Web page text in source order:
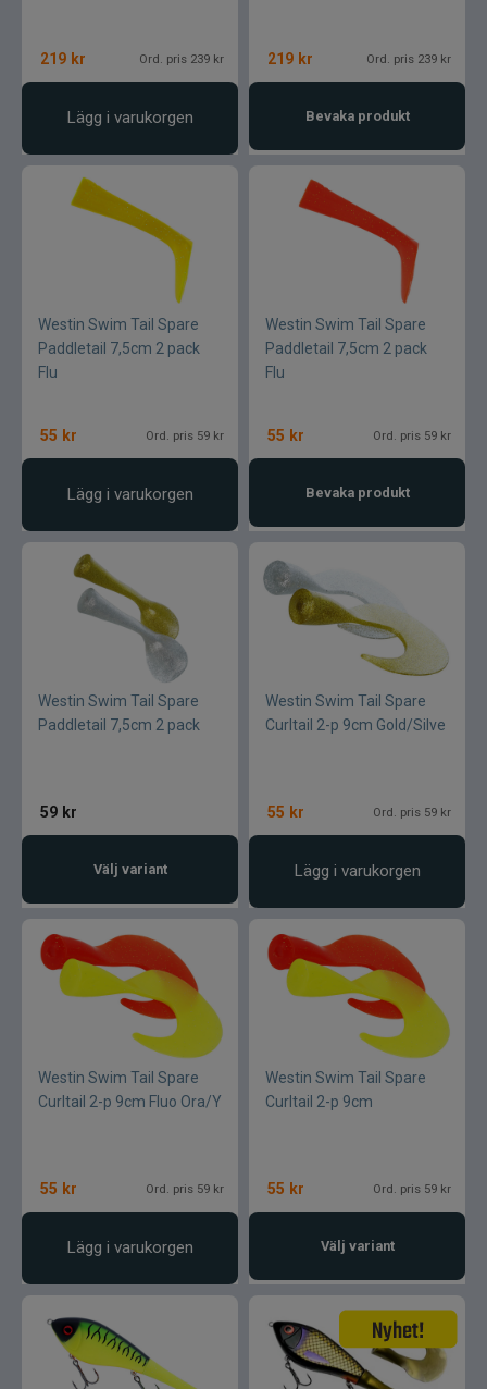
219 kr Ord. pris 239 kr
Lägg i varukorgen
219 kr Ord. pris 239 kr
Bevaka produkt
Westin Swim Tail Spare
Paddletail 7,5cm 2 pack
Flu
55 kr Ord. pris 59 kr
Lägg i varukorgen
Westin Swim Tail Spare
Paddletail 7,5cm 2 pack
Flu
55 kr Ord. pris 59 kr
Bevaka produkt
Westin Swim Tail Spare
Paddletail 7,5cm 2 pack
59 kr
Välj variant
Westin Swim Tail Spare
Curltail 2-p 9cm Gold/Silve
55 kr Ord. pris 59 kr
Lägg i varukorgen
Westin Swim Tail Spare
Curltail 2-p 9cm Fluo Ora/Y
55 kr Ord. pris 59 kr
Lägg i varukorgen
Westin Swim Tail Spare
Curltail 2-p 9cm
55 kr Ord. pris 59 kr
Välj variant